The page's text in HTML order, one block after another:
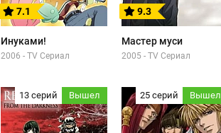
7.1
Инуками!
2006 - TV Сериал
9.3
Мастер муси
2005 - TV Сериал
13 серий Вышел 25 серий Вышел